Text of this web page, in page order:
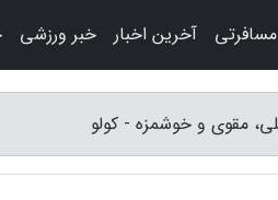
مقوی و خوشمزه - کولو
مسافرتی آخرین اخبار خبر ورزشی